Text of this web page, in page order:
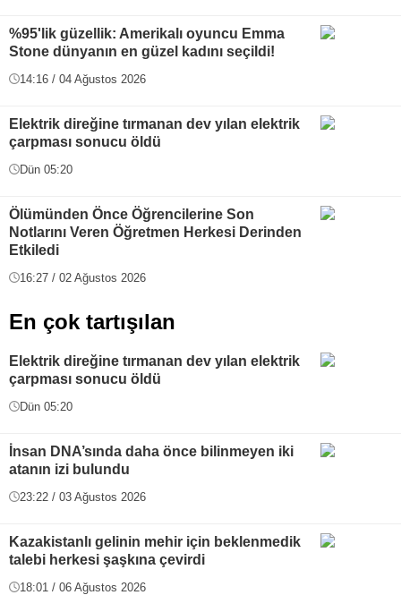
%95'lik güzellik: Amerikalı oyuncu Emma
Stone dünyanın en güzel kadını seçildi!
14:16 / 04 Ağustos 2026
Elektrik direğine tırmanan dev yılan elektrik
çarpması sonucu öldü
Dün 05:20
Ölümünden Önce Öğrencilerine Son
Notlarını Veren Öğretmen Herkesi Derinden
Etkiledi
16:27 / 02 Ağustos 2026
En çok tartışılan
Elektrik direğine tırmanan dev yılan elektrik
çarpması sonucu öldü
Dün 05:20
İnsan DNA’sında daha önce bilinmeyen iki
atanın izi bulundu
23:22 / 03 Ağustos 2026
Kazakistanlı gelinin mehir için beklenmedik
talebi herkesi şaşkına çevirdi
18:01 / 06 Ağustos 2026